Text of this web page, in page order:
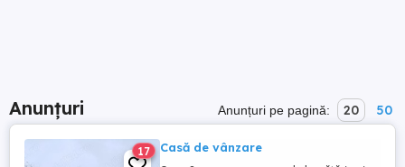
Anunțuri Anunțuri pe pagină: 20 50
17 Casă de vânzare